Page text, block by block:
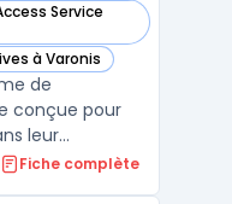
Service
à Varonis
de
conçue pour
leur
Avec des
Fiche complète